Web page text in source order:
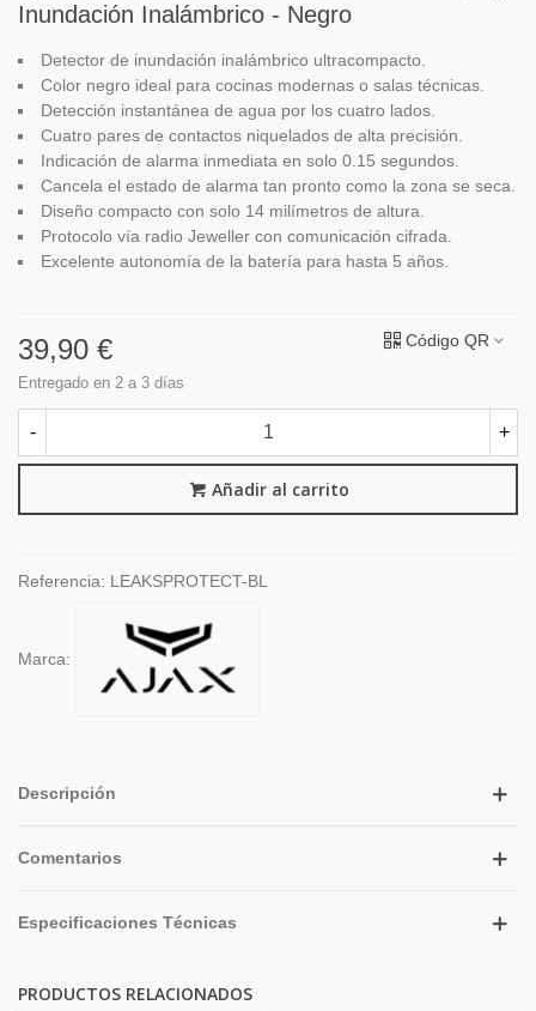
Inundación Inalámbrico - Negro
Detector de inundación inalámbrico ultracompacto.
Color negro ideal para cocinas modernas o salas técnicas.
Detección instantánea de agua por los cuatro lados.
Cuatro pares de contactos niquelados de alta precisión.
Indicación de alarma inmediata en solo 0.15 segundos.
Cancela el estado de alarma tan pronto como la zona se seca.
Diseño compacto con solo 14 milímetros de altura.
Protocolo vía radio Jeweller con comunicación cifrada.
Excelente autonomía de la batería para hasta 5 años.
39,90 €
Entregado en 2 a 3 días
Código QR
- +
Añadir al carrito
Referencia: LEAKSPROTECT-BL
Marca:
Descripción
Comentarios
Especificaciones Técnicas
PRODUCTOS RELACIONADOS